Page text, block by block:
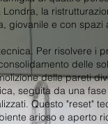
la
giovanile e con spazi
Per risolvere i
delle
delle pareti
seguita da una
Questo "reset"
arioso e aperto